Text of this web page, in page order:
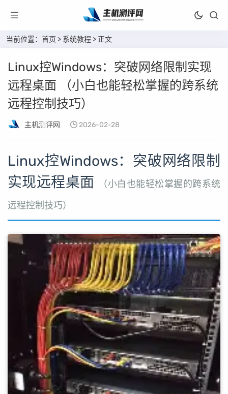
当前位置： 首页 > 系统教程 > 正文
Linux控Windows：突破网络限制实现
远程桌面 （小白也能轻松掌握的跨系统
远程控制技巧）
主机测评网 2026-02-28
Linux控Windows：突破网络限制
实现远程桌面
（小白也能轻松掌握的跨系统
远程控制技巧）